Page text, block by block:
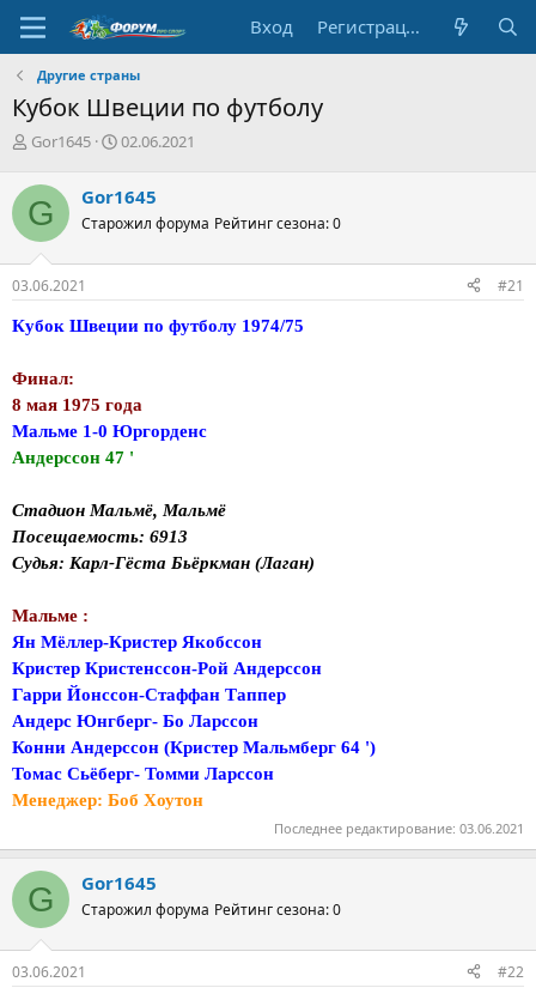
Вход Регистрация
Другие страны
Кубок Швеции по футболу
А
т
о
р
т
е
м
Gor1645
Д
а
н
ч
а
02.06.2021
G Gor1645
Старожил форума Рейтинг сезона: 0
03.06.2021 #21
Кубок Швеции по футболу 1974/75
Финал:
8 мая 1975 года
Мальме 1-0 Юргорденс
Андерссон 47 '
Стадион Мальмё, Мальмё
Посещаемость: 6913
Судья: Карл-Гёста Бьёркман (Лаган)
Мальме :
Ян Мёллер-Кристер Якобссон
Кристер Кристенссон-Рой Андерссон
Гарри Йонссон-Стаффан Таппер
Андерс Юнгберг- Бо Ларссон
Конни Андерссон (Кристер Мальмберг 64 ')
Томас Сьёберг- Томми Ларссон
Менеджер: Боб Хоутон
Последнее редактирование: 03.06.2021
G Gor1645
Старожил форума Рейтинг сезона: 0
03.06.2021 #22